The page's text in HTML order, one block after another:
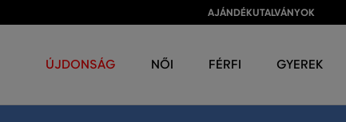
AJÁNDÉKUTALVÁNYOK
ÚJDONSÁG NŐI FÉRFI GYEREK